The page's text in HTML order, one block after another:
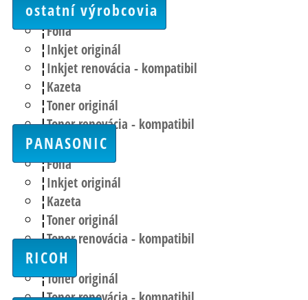
ostatní výrobcovia
Fólia
Inkjet originál
Inkjet renovácia - kompatibil
Kazeta
Toner originál
Toner renovácia - kompatibil
PANASONIC
Fólia
Inkjet originál
Kazeta
Toner originál
Toner renovácia - kompatibil
RICOH
Toner originál